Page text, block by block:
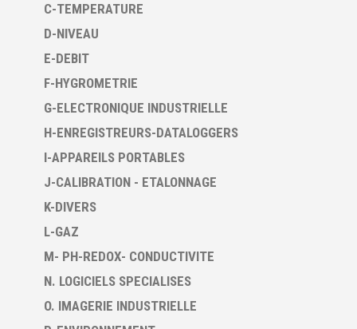
C-TEMPERATURE
D-NIVEAU
E-DEBIT
F-HYGROMETRIE
G-ELECTRONIQUE INDUSTRIELLE
H-ENREGISTREURS-DATALOGGERS
I-APPAREILS PORTABLES
J-CALIBRATION - ETALONNAGE
K-DIVERS
L-GAZ
M- PH-REDOX- CONDUCTIVITE
N. LOGICIELS SPECIALISES
O. IMAGERIE INDUSTRIELLE